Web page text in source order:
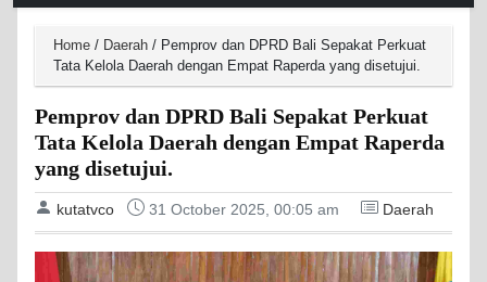
Home / Daerah / Pemprov dan DPRD Bali Sepakat Perkuat
Tata Kelola Daerah dengan Empat Raperda yang disetujui.
Pemprov dan DPRD Bali Sepakat Perkuat
Tata Kelola Daerah dengan Empat Raperda
yang disetujui.
kutatvco 31 October 2025, 00:05 am Daerah